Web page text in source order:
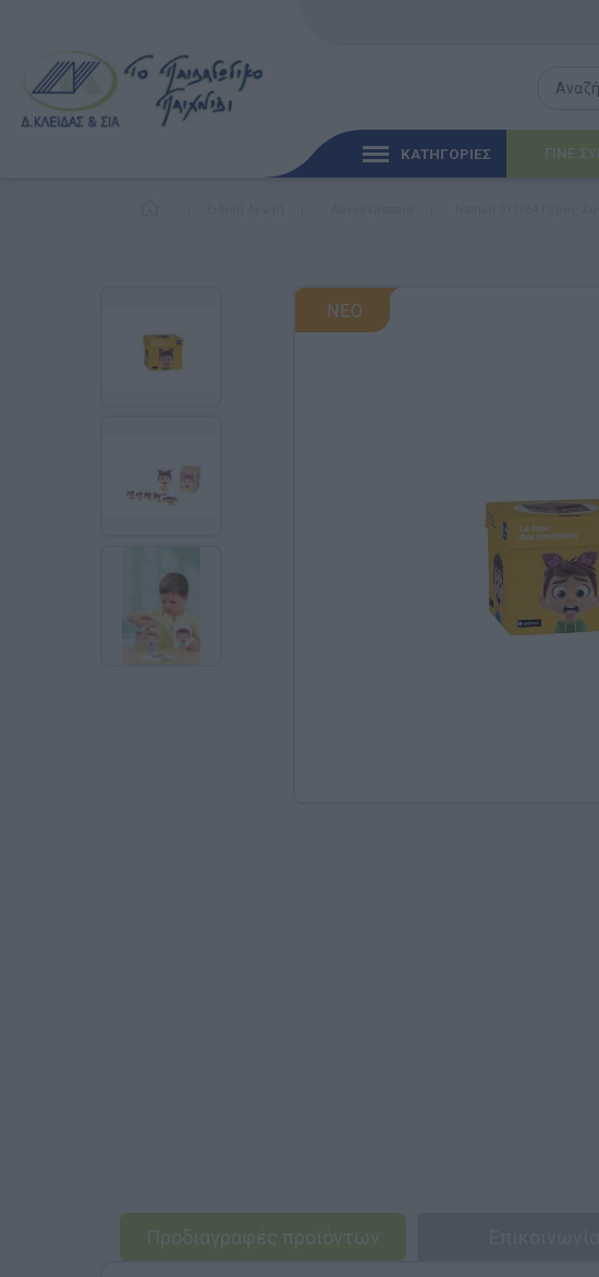
ΚΑΤΗΓΟΡΙΕΣ
ΠΑΙΧΝΊΔΙΑ ΓΙΑ ΜΩΡΆ & ΒΡΈΦΗ
Ανακαλύπτοντας το Χρόνο
ΓΙΝΕ
ΝΕΟ
Προδιαγραφές προϊόντων